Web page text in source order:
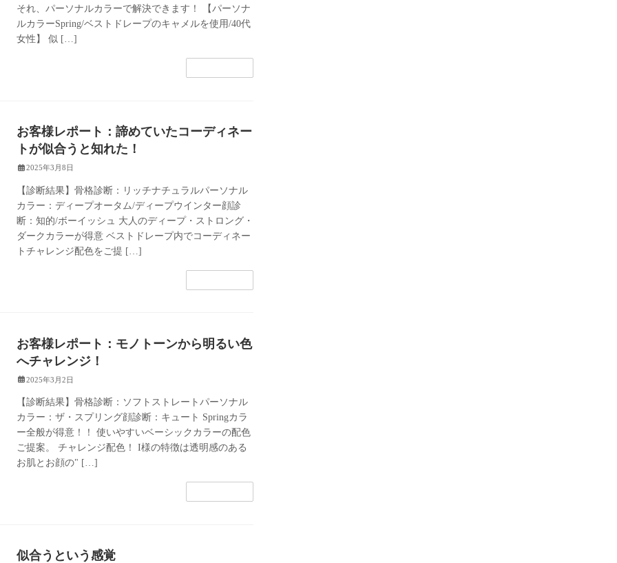
それ、パーソナルカラーで解決できます！ 【パーソナ
ルカラーSpring/ベストドレープのキャメルを使用/40代
女性】 似 […]
お客様レポート：諦めていたコーディネー
トが似合うと知れた！
2025年3月8日
【診断結果】骨格診断：リッチナチュラルパーソナル
カラー：ディープオータム/ディープウインター顔診
断：知的/ボーイッシュ 大人のディープ・ストロング・
ダークカラーが得意 ベストドレープ内でコーディネー
トチャレンジ配色をご提 […]
お客様レポート：モノトーンから明るい色
へチャレンジ！
2025年3月2日
【診断結果】骨格診断：ソフトストレートパーソナル
カラー：ザ・スプリング顔診断：キュート Springカラ
ー全般が得意！！ 使いやすいベーシックカラーの配色
ご提案。 チャレンジ配色！ I様の特徴は透明感のある
お肌とお顔の" […]
似合うという感覚